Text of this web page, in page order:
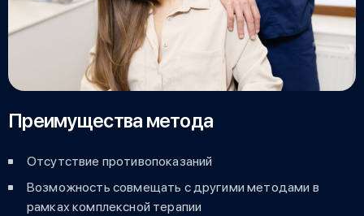
Преимущества метода
Отсутствие противопоказаний
Возможность совмещать с другими методами в
рамках комплексной терапии